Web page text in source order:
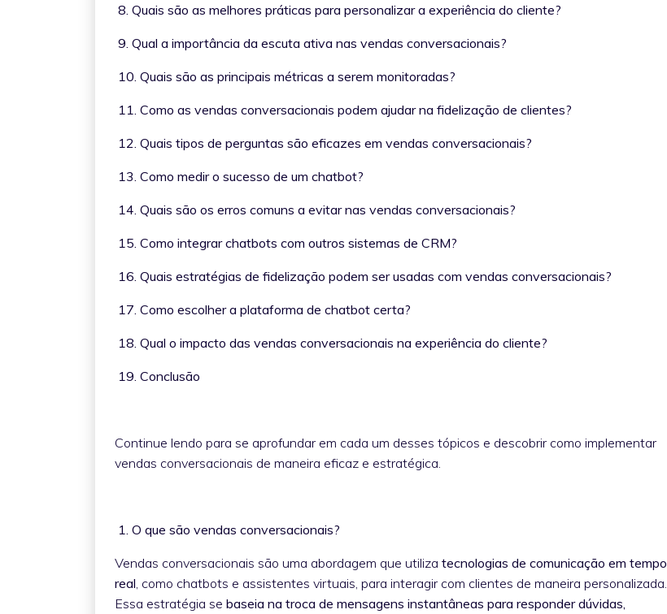
8. Quais são as melhores práticas para personalizar a experiência do cliente?
9. Qual a importância da escuta ativa nas vendas conversacionais?
10. Quais são as principais métricas a serem monitoradas?
11. Como as vendas conversacionais podem ajudar na fidelização de clientes?
12. Quais tipos de perguntas são eficazes em vendas conversacionais?
13. Como medir o sucesso de um chatbot?
14. Quais são os erros comuns a evitar nas vendas conversacionais?
15. Como integrar chatbots com outros sistemas de CRM?
16. Quais estratégias de fidelização podem ser usadas com vendas conversacionais?
17. Como escolher a plataforma de chatbot certa?
18. Qual o impacto das vendas conversacionais na experiência do cliente?
19. Conclusão
Continue lendo para se aprofundar em cada um desses tópicos e descobrir como implementar
vendas conversacionais de maneira eficaz e estratégica.
1. O que são vendas conversacionais?
Vendas conversacionais são uma abordagem que utiliza tecnologias de comunicação em tempo
real , como chatbots e assistentes virtuais, para interagir com clientes de maneira personalizada.
Essa estratégia se baseia na troca de mensagens instantâneas para responder dúvidas,